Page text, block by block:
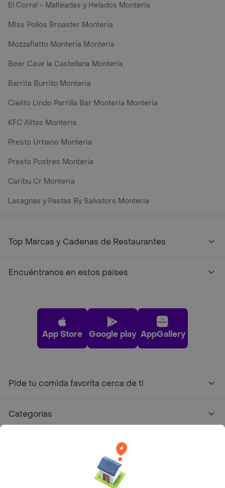
El Corral - Malteadas y Helados Monteria
Miss Pollos Broaster Monteria
Mozzafiatto Monteria Monteria
Beer Cave la Castellana Monteria
Barrita Burrito Monteria
Cielito Lindo Parrilla Bar Monteria Monteria
KFC Alitas Monteria
Presto Urbano Monteria
Presto Postres Monteria
Caribu Cr Monteria
Lasagnas y Pastas By Salvators Monteria
Top Marcas y Cadenas de Restaurantes
Encuéntranos en estos países
App Store Google play AppGallery
Pide tu comida favorita cerca de ti
Categorías